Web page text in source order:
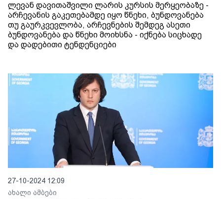
ლევან დავითაშვილი ლარის კურსის მერყეობაზე -
არჩევანის გაკეთებამდე იყო წნეხი, ბუნდოვანება
თუ გაურკვევლობა, არჩევნების შემდეგ ასეთი
ბუნდოვანება და წნეხი მოიხსნა - იქნება სიცხადე
და დადებითი ტენდენციები
27-10-2024 12:09
ახალი ამბები